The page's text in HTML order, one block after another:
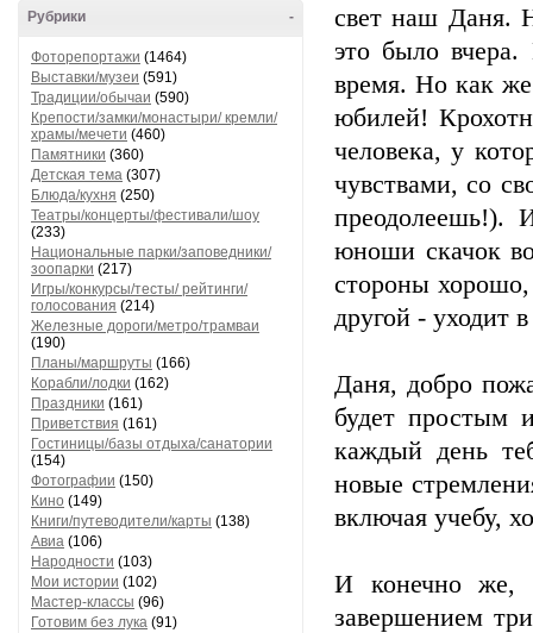
-
Рубрики
Фоторепортажи (1464)
Выставки/музеи (591)
Традиции/обычаи (590)
Крепости/замки/монастыри/ кремли/
храмы/мечети (460)
Памятники (360)
Детская тема (307)
Блюда/кухня (250)
Театры/концерты/фестивали/шоу
(233)
Национальные парки/заповедники/
зоопарки (217)
Игры/конкурсы/тесты/ рейтинги/
голосования (214)
Железные дороги/метро/трамваи
(190)
Планы/маршруты (166)
Корабли/лодки (162)
Праздники (161)
Приветствия (161)
Гостиницы/базы отдыха/санатории
(154)
Фотографии (150)
Кино (149)
Книги/путеводители/карты (138)
Авиа (106)
Народности (103)
Мои истории (102)
Мастер-классы (96)
Готовим без лука (91)
свет наш Даня.
это было
время. Но как
юбилей!
человека, у
чувствами, со
преодолеешь!).
юноши скачок
стороны
другой - уходит
Даня, добро
будет простым
каждый день
новые
включая учебу,
И конечно же,
завершением